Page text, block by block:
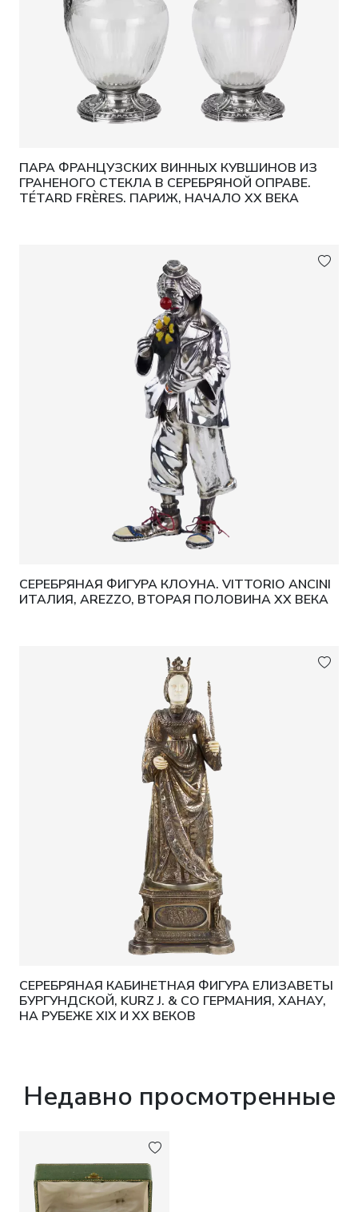
ПАРА ФРАНЦУЗСКИХ ВИННЫХ КУВШИНОВ ИЗ
ГРАНЕНОГО СТЕКЛА В СЕРЕБРЯНОЙ ОПРАВЕ.
TÉTARD FRÈRES. ПАРИЖ, НАЧАЛО XX ВЕКА
СЕРЕБРЯНАЯ ФИГУРА КЛОУНА. VITTORIO ANCINI
ИТАЛИЯ, AREZZO, ВТОРАЯ ПОЛОВИНА XX ВЕКА
СЕРЕБРЯНАЯ КАБИНЕТНАЯ ФИГУРА ЕЛИЗАВЕТЫ
БУРГУНДСКОЙ, KURZ J. & CO ГЕРМАНИЯ, ХАНАУ,
НА РУБЕЖЕ XIX И XX ВЕКОВ
Недавно просмотренные